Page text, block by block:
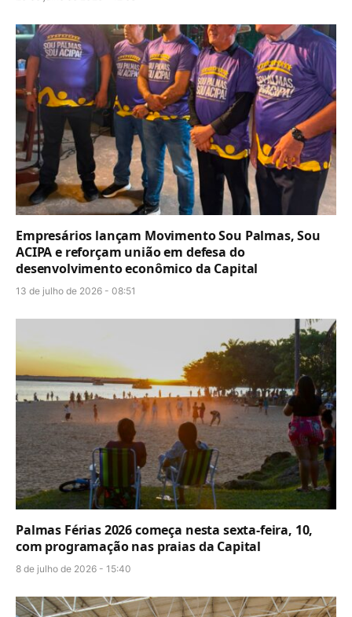
Empresários lançam Movimento Sou Palmas, Sou
ACIPA e reforçam união em defesa do
desenvolvimento econômico da Capital
13 de julho de 2026 - 08:51
Palmas Férias 2026 começa nesta sexta-feira, 10,
com programação nas praias da Capital
8 de julho de 2026 - 15:40